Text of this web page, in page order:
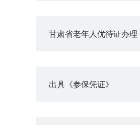
甘肃省老年人优待证办理
出具《参保凭证》